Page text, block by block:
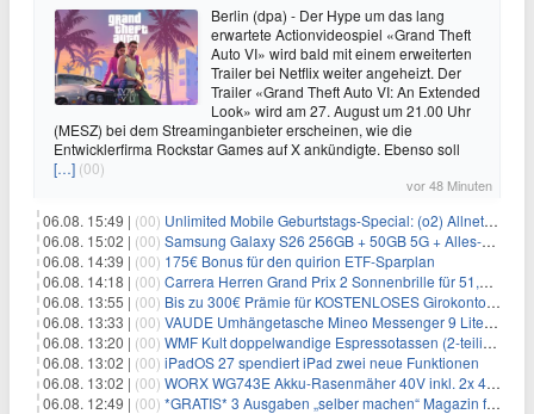
Berlin (dpa) - Der Hype um das lang
erwartete Actionvideospiel «Grand Theft
Auto VI» wird bald mit einem erweiterten
Trailer bei Netflix weiter angeheizt. Der
Trailer «Grand Theft Auto VI: An Extended
Look» wird am 27. August um 21.00 Uhr
(MESZ) bei dem Streaminganbieter erscheinen, wie die
Entwicklerfirma Rockstar Games auf X ankündigte. Ebenso soll
[…] (00)
vor 48 Minuten
06.08. 15:49 | (00) Unlimited Mobile Geburtstags-Special: (o2) Allnet-Flats ab 14,99€/Monat
06.08. 15:02 | (00) Samsung Galaxy S26 256GB + 50GB 5G + Alles-Flat im Vodafone-Netz für 19,99€/Monat – eff. 0,20€/Monat
06.08. 14:39 | (00) 175€ Bonus für den quirion ETF-Sparplan
06.08. 14:18 | (00) Carrera Herren Grand Prix 2 Sonnenbrille für 51,55€
06.08. 13:55 | (00) Bis zu 300€ Prämie für KOSTENLOSES Girokonto bei der Santander – 50€ schon nach 1 Woche!
06.08. 13:33 | (00) VAUDE Umhängetasche Mineo Messenger 9 Liter für 26,89€
06.08. 13:20 | (00) WMF Kult doppelwandige Espressotassen (2-teilig) für 11,69€
06.08. 13:02 | (00) iPadOS 27 spendiert iPad zwei neue Funktionen
06.08. 13:02 | (00) WORX WG743E Akku-Rasenmäher 40V inkl. 2x 4Ah Akkus für 248,40€
06.08. 12:49 | (00) *GRATIS* 3 Ausgaben „selber machen“ Magazin für 0€ (statt 13,35€)